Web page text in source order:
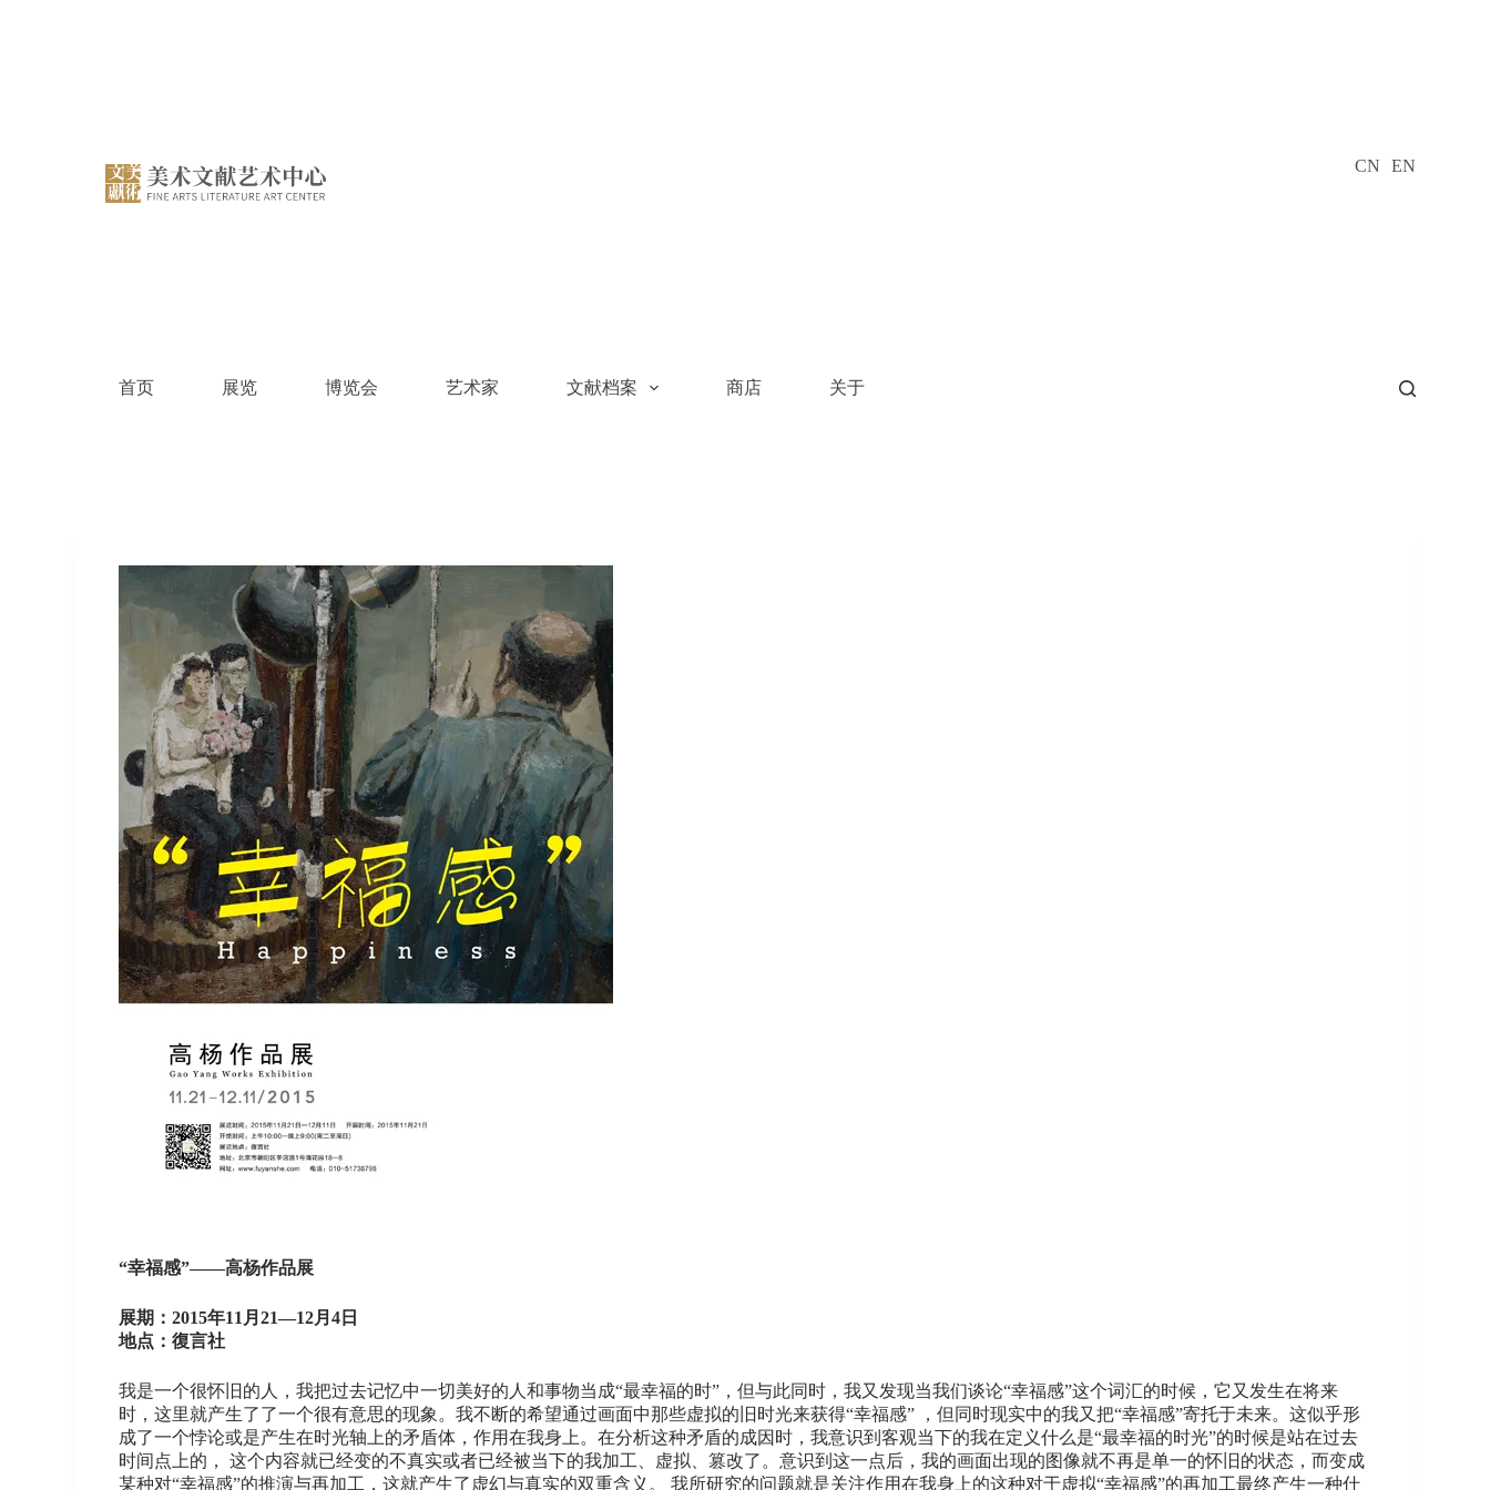
CN EN
首页 展览 博览会 艺术家 文献档案 商店 关于
“幸福感”——高杨作品展
展期：2015年11月21—12月4日
地点：復言社
我是一个很怀旧的人，我把过去记忆中一切美好的人和事物当成“最幸福的时”，但与此同时，我又发现当我们谈论“幸福感”这个词汇的时候，它又发生在将来
时，这里就产生了了一个很有意思的现象。我不断的希望通过画面中那些虚拟的旧时光来获得“幸福感” ，但同时现实中的我又把“幸福感”寄托于未来。这似乎形
成了一个悖论或是产生在时光轴上的矛盾体，作用在我身上。在分析这种矛盾的成因时，我意识到客观当下的我在定义什么是“最幸福的时光”的时候是站在过去
时间点上的， 这个内容就已经变的不真实或者已经被当下的我加工、虚拟、篡改了。意识到这一点后，我的画面出现的图像就不再是单一的怀旧的状态，而变成
某种对“幸福感”的推演与再加工，这就产生了虚幻与真实的双重含义。 我所研究的问题就是关注作用在我身上的这种对于虚拟“幸福感”的再加工最终产生一种什